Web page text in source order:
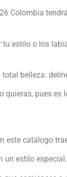
Colombia
estilo o los
belleza:
pues es
este catálogo
un estilo especial.